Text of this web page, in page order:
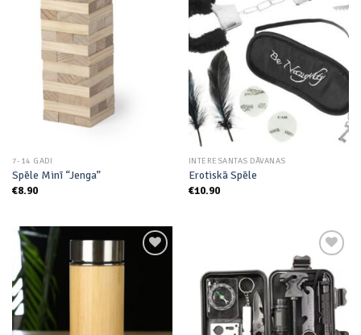
7-14 GADI
Spēle Minī “Jenga”
€8.90
Add to
INTERESANTAS DĀVANAS
Erotiskā Spēle
€10.90
Add to
wishlist